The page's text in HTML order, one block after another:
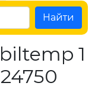
Найти
1